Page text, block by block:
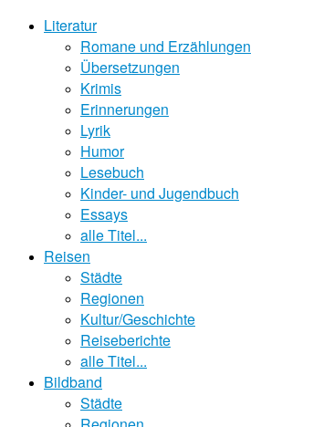
Literatur
Romane und Erzählungen
Übersetzungen
Krimis
Erinnerungen
Lyrik
Humor
Lesebuch
Kinder- und Jugendbuch
Essays
alle Titel...
Reisen
Städte
Regionen
Kultur/Geschichte
Reiseberichte
alle Titel...
Bildband
Städte